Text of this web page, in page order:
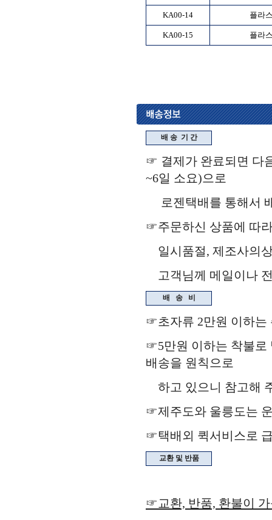
KA00-14 플라
KA00-15 플라
배 송 기 간
☞ 결제가 완료되면 다
~6일 소요)으로
로젠택배를 통해서
☞주문하신 상품에 따
일시품절, 제조사의
고객님께 메일이나
배 송 비
☞초자류 2만원 이하는
☞5만원 이하는 착불로
배송을 원칙으로
하고 있으니 참고해
☞제주도와 울릉도는
☞택배외 퀵서비스로
교환 및 반품
☞교환, 반품, 환불이